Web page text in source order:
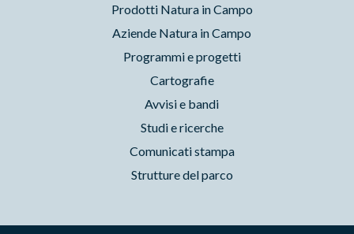
Prodotti Natura in Campo
Aziende Natura in Campo
Programmi e progetti
Cartografie
Avvisi e bandi
Studi e ricerche
Comunicati stampa
Strutture del parco